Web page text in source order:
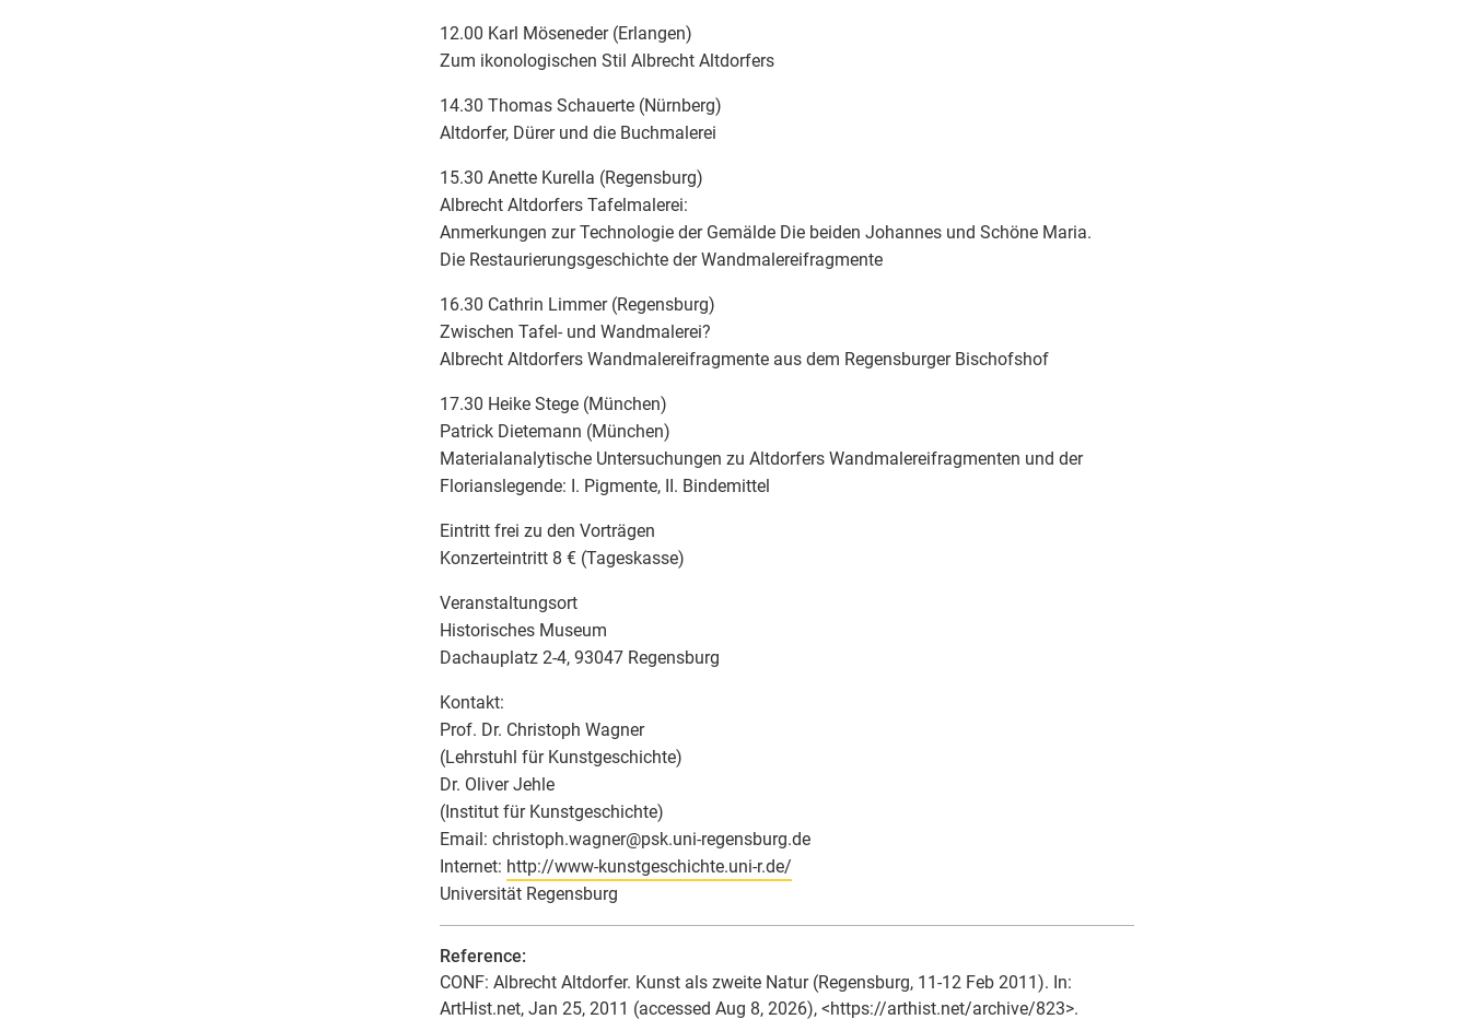
12.00 Karl Möseneder (Erlangen)
Zum ikonologischen Stil Albrecht Altdorfers
14.30 Thomas Schauerte (Nürnberg)
Altdorfer, Dürer und die Buchmalerei
15.30 Anette Kurella (Regensburg)
Albrecht Altdorfers Tafelmalerei:
Anmerkungen zur Technologie der Gemälde Die beiden Johannes und Schöne Maria.
Die Restaurierungsgeschichte der Wandmalereifragmente
16.30 Cathrin Limmer (Regensburg)
Zwischen Tafel- und Wandmalerei?
Albrecht Altdorfers Wandmalereifragmente aus dem Regensburger Bischofshof
17.30 Heike Stege (München)
Patrick Dietemann (München)
Materialanalytische Untersuchungen zu Altdorfers Wandmalereifragmenten und der
Florianslegende: I. Pigmente, II. Bindemittel
Eintritt frei zu den Vorträgen
Konzerteintritt 8 € (Tageskasse)
Veranstaltungsort
Historisches Museum
Dachauplatz 2-4, 93047 Regensburg
Kontakt:
Prof. Dr. Christoph Wagner
(Lehrstuhl für Kunstgeschichte)
Dr. Oliver Jehle
(Institut für Kunstgeschichte)
Email: christoph.wagner@psk.uni-regensburg.de
Internet: http://www-kunstgeschichte.uni-r.de/
Universität Regensburg
Reference:
CONF: Albrecht Altdorfer. Kunst als zweite Natur (Regensburg, 11-12 Feb 2011). In:
ArtHist.net, Jan 25, 2011 (accessed Aug 8, 2026), <https://arthist.net/archive/823>.